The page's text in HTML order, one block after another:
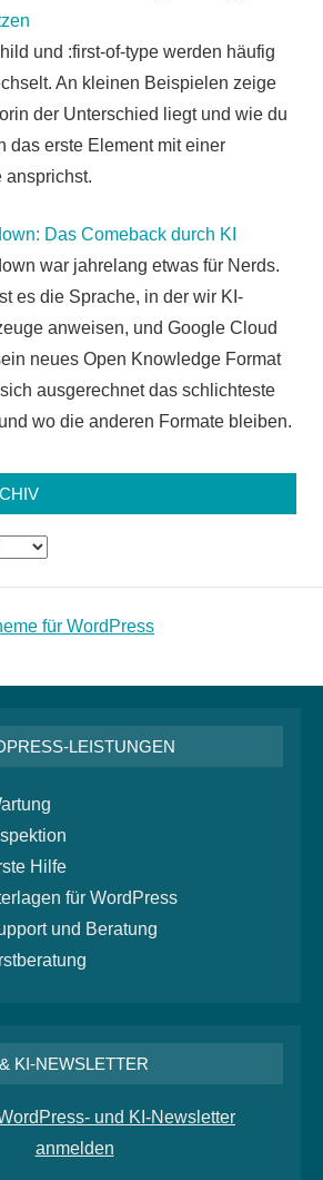
und :first-of-type werden häufig
An kleinen Beispielen zeige
der Unterschied liegt und wie du
das erste Element mit einer
ansprichst.
Das Comeback durch KI
war jahrelang etwas für Nerds.
es die Sprache, in der wir KI-
anweisen, und Google Cloud
neues Open Knowledge Format
ausgerechnet das schlichteste
wo die anderen Formate bleiben.
LEISTUNGEN
Hilfe
für WordPress
und Beratung
KI-NEWSLETTER